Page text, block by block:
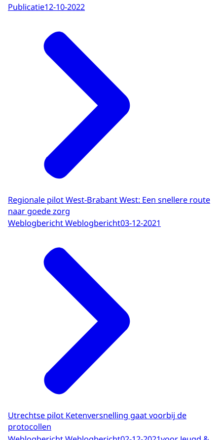
Publicatie12-10-2022
Regionale pilot West-Brabant West: Een snellere route
naar goede zorg
Weblogbericht Weblogbericht03-12-2021
Utrechtse pilot Ketenversnelling gaat voorbij de
protocollen